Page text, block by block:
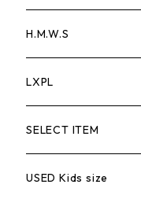
Sweat
Parker
Outer
Fleece
Over all
Easy pants
Tank Top
Hoodie
L/S T-shirt
Pants
Vest
Jacket
keyholder
wallet chain
cap
Biker Bell
H.M.W.S
Wallet Chain
Bracelet
LXPL
Trucker Cap
SELECT ITEM
L/S T
USED Kids size